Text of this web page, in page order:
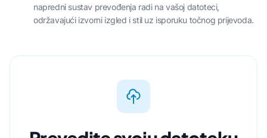
napredni sustav prevođenja radi na vašoj datoteci,
održavajući izvorni izgled i stil uz isporuku točnog prijevoda.